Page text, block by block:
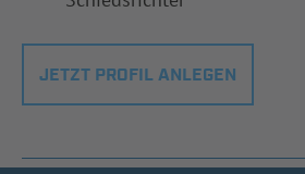
JETZT PROFIL ANLEGEN